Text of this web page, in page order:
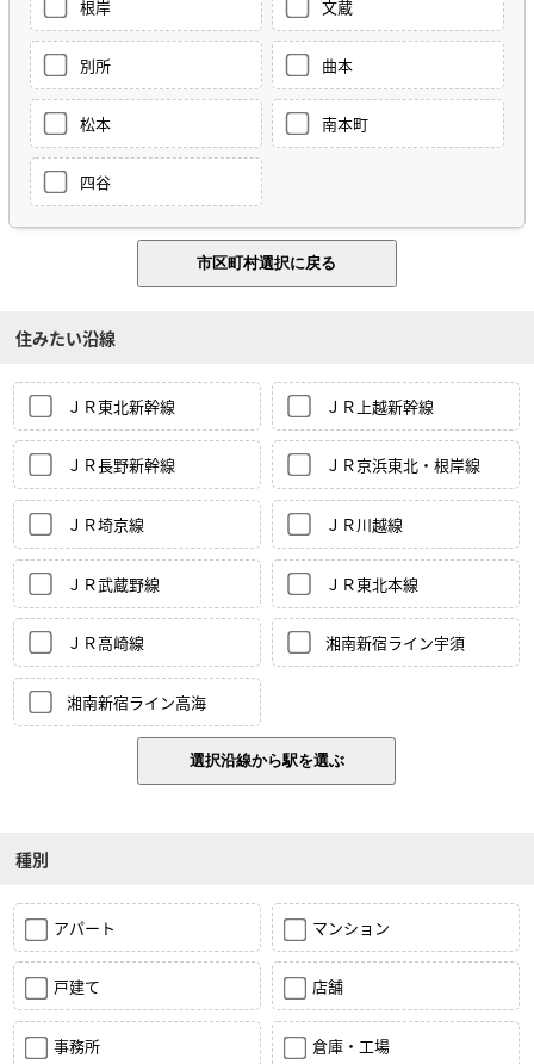
根岸 文蔵
別所 曲本
松本 南本町
四谷
住みたい沿線
ＪＲ東北新幹線 ＪＲ上越新幹線
ＪＲ長野新幹線 ＪＲ京浜東北・根岸線
ＪＲ埼京線 ＪＲ川越線
ＪＲ武蔵野線 ＪＲ東北本線
ＪＲ高崎線 湘南新宿ライン宇須
湘南新宿ライン高海
種別
アパート マンション
戸建て 店舗
事務所 倉庫・工場